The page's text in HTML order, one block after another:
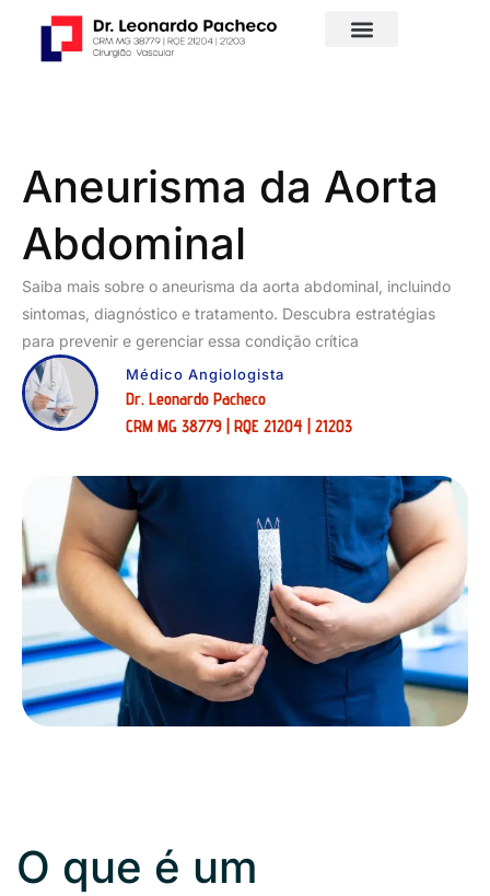
Aneurisma da Aorta
Abdominal
Saiba mais sobre o aneurisma da aorta abdominal, incluindo
sintomas, diagnóstico e tratamento. Descubra estratégias
para prevenir e gerenciar essa condição crítica
Médico Angiologista
Dr. Leonardo Pacheco
CRM MG 38779 | RQE 21204 | 21203
O que é um